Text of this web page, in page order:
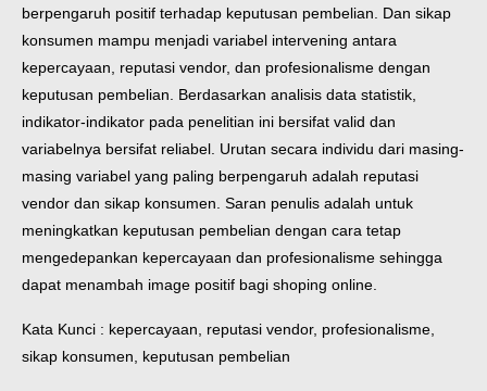
berpengaruh positif terhadap keputusan pembelian. Dan sikap
konsumen mampu menjadi variabel intervening antara
kepercayaan, reputasi vendor, dan profesionalisme dengan
keputusan pembelian. Berdasarkan analisis data statistik,
indikator-indikator pada penelitian ini bersifat valid dan
variabelnya bersifat reliabel. Urutan secara individu dari masing-
masing variabel yang paling berpengaruh adalah reputasi
vendor dan sikap konsumen. Saran penulis adalah untuk
meningkatkan keputusan pembelian dengan cara tetap
mengedepankan kepercayaan dan profesionalisme sehingga
dapat menambah image positif bagi shoping online.
Kata Kunci : kepercayaan, reputasi vendor, profesionalisme,
sikap konsumen, keputusan pembelian